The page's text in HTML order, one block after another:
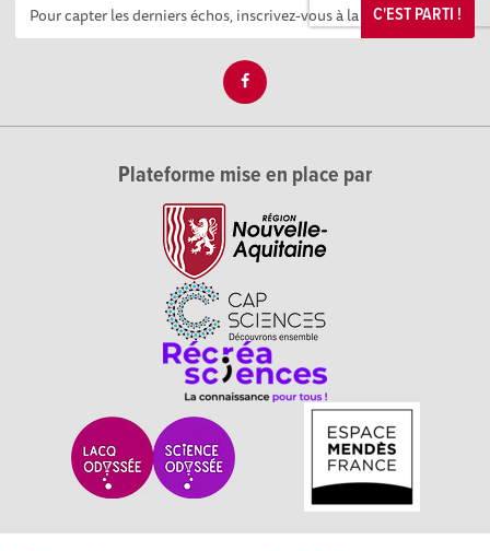
C'EST PARTI !
Plateforme mise en place par